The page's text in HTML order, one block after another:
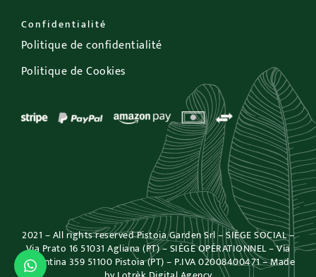
Confidentialité
Politique de confidentialité
Politique de Cookies
2021 – All rights reserved Pistoia Garden Srl – SIÈGE SOCIAL –
Via Prato 16 51031 Agliana (PT) – SIÈGE OPÉRATIONNEL – Via
Fiorentina 359 51100 Pistoia (PT) – P.IVA 02008400471 – Made